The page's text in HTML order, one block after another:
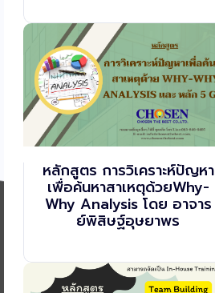
หลักสูตร การวิเคราะห์ปัญหา
เพื่อค้นหาสาเหตุด้วยWhy-
Why Analysis โดย อาจาร
ย์พิสิษฐ์อุษยาพร